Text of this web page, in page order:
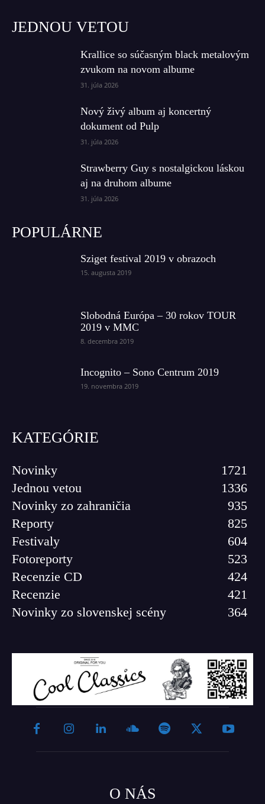
JEDNOU VETOU
Krallice so súčasným black metalovým
zvukom na novom albume
31. júla 2026
Nový živý album aj koncertný
dokument od Pulp
31. júla 2026
Strawberry Guy s nostalgickou láskou
aj na druhom albume
31. júla 2026
POPULÁRNE
Sziget festival 2019 v obrazoch
15. augusta 2019
Slobodná Európa – 30 rokov TOUR
2019 v MMC
8. decembra 2019
Incognito – Sono Centrum 2019
19. novembra 2019
KATEGÓRIE
Novinky
1721
Jednou vetou
1336
Novinky zo zahraničia
935
Reporty
825
Festivaly
604
Fotoreporty
523
Recenzie CD
424
Recenzie
421
Novinky zo slovenskej scény
364
O NÁS